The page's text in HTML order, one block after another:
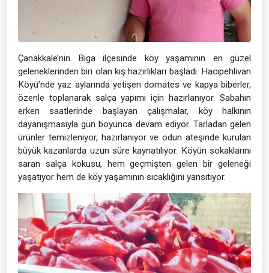
Çanakkale’nin Biga ilçesinde köy yaşamının en güzel
geleneklerinden biri olan kış hazırlıkları başladı. Hacıpehlivan
Köyü’nde yaz aylarında yetişen domates ve kapya biberler,
özenle toplanarak salça yapımı için hazırlanıyor. Sabahın
erken saatlerinde başlayan çalışmalar, köy halkının
dayanışmasıyla gün boyunca devam ediyor. Tarladan gelen
ürünler temizleniyor, hazırlanıyor ve odun ateşinde kurulan
büyük kazanlarda uzun süre kaynatılıyor. Köyün sokaklarını
saran salça kokusu, hem geçmişten gelen bir geleneği
yaşatıyor hem de köy yaşamının sıcaklığını yansıtıyor.